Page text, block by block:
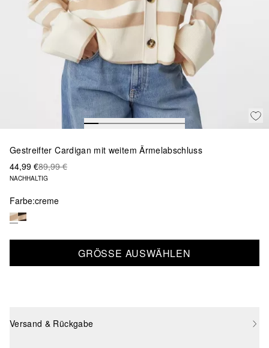
Gestreifter Cardigan mit weitem Ärmelabschluss
44,99 €89,99 €
NACHHALTIG
Farbe:creme
GRÖSSE AUSWÄHLEN
Versand & Rückgabe